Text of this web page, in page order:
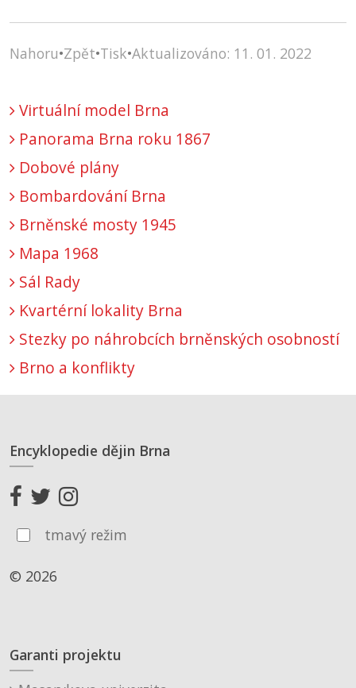
Nahoru•Zpět•Tisk•Aktualizováno: 11. 01. 2022
Virtuální model Brna
Panorama Brna roku 1867
Dobové plány
Bombardování Brna
Brněnské mosty 1945
Mapa 1968
Sál Rady
Kvartérní lokality Brna
Stezky po náhrobcích brněnských osobností
Brno a konflikty
Encyklopedie dějin Brna
tmavý režim
© 2026
Garanti projektu